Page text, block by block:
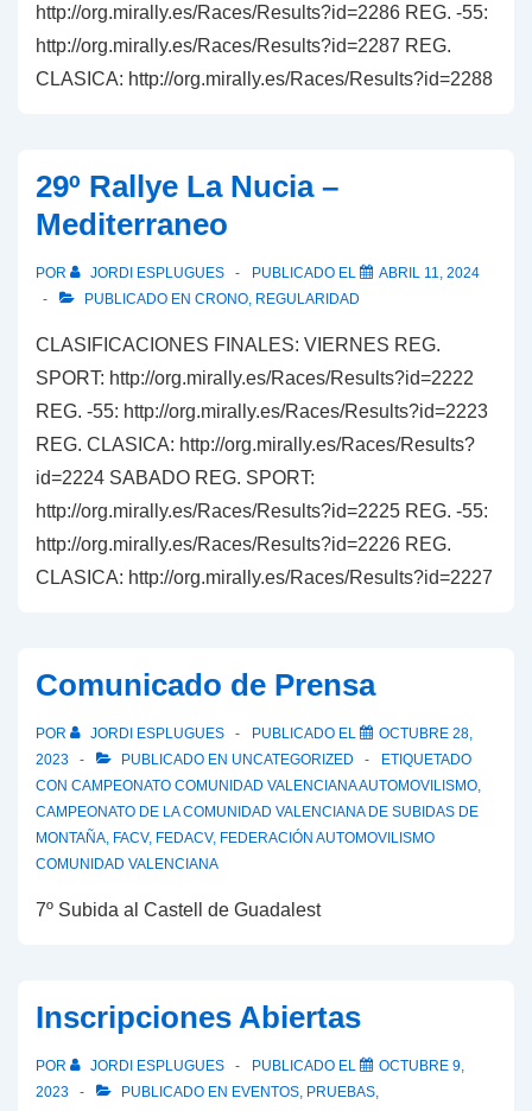
http://org.mirally.es/Races/Results?id=2286 REG. -55:
http://org.mirally.es/Races/Results?id=2287 REG.
CLASICA: http://org.mirally.es/Races/Results?id=2288
29º Rallye La Nucia –
Mediterraneo
POR JORDI ESPLUGUES PUBLICADO EL
ABRIL 11, 2024
PUBLICADO EN CRONO REGULARIDAD
CLASIFICACIONES FINALES: VIERNES REG.
SPORT: http://org.mirally.es/Races/Results?id=2222
REG. -55: http://org.mirally.es/Races/Results?id=2223
REG. CLASICA: http://org.mirally.es/Races/Results?
id=2224 SABADO REG. SPORT:
http://org.mirally.es/Races/Results?id=2225 REG. -55:
http://org.mirally.es/Races/Results?id=2226 REG.
CLASICA: http://org.mirally.es/Races/Results?id=2227
Comunicado de Prensa
POR JORDI ESPLUGUES PUBLICADO EL
OCTUBRE 28,
2023
PUBLICADO EN UNCATEGORIZED
ETIQUETADO
CON CAMPEONATO COMUNIDAD VALENCIANA AUTOMOVILISMO
CAMPEONATO DE LA COMUNIDAD VALENCIANA DE SUBIDAS DE
MONTAÑA FACV, FEDACV, FEDERACIÓN AUTOMOVILISMO
COMUNIDAD VALENCIANA
7º Subida al Castell de Guadalest
Inscripciones Abiertas
POR JORDI ESPLUGUES PUBLICADO EL
OCTUBRE 9,
2023
PUBLICADO EN EVENTOS PRUEBAS